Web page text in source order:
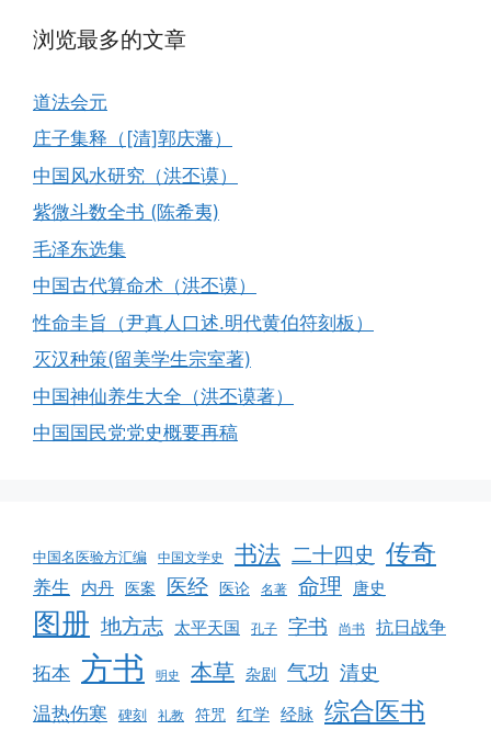
浏览最多的文章
道法会元
庄子集释（[清]郭庆藩）
中国风水研究（洪丕谟）
紫微斗数全书 (陈希夷)
毛泽东选集
中国古代算命术（洪丕谟）
性命圭旨（尹真人口述.明代黄伯符刻板）
灭汉种策(留美学生宗室著)
中国神仙养生大全（洪丕谟著）
中国国民党党史概要再稿
中国名医验方汇编 中国文学史 书法 二十四史 传奇
养生 内丹 医案 医经 医论 名著 命理 唐史
图册 地方志 太平天国 孔子 字书 尚书 抗日战争
拓本 方书 明史 本草 杂剧 气功 清史
温热伤寒 碑刻 礼教 符咒 红学 经脉 综合医书